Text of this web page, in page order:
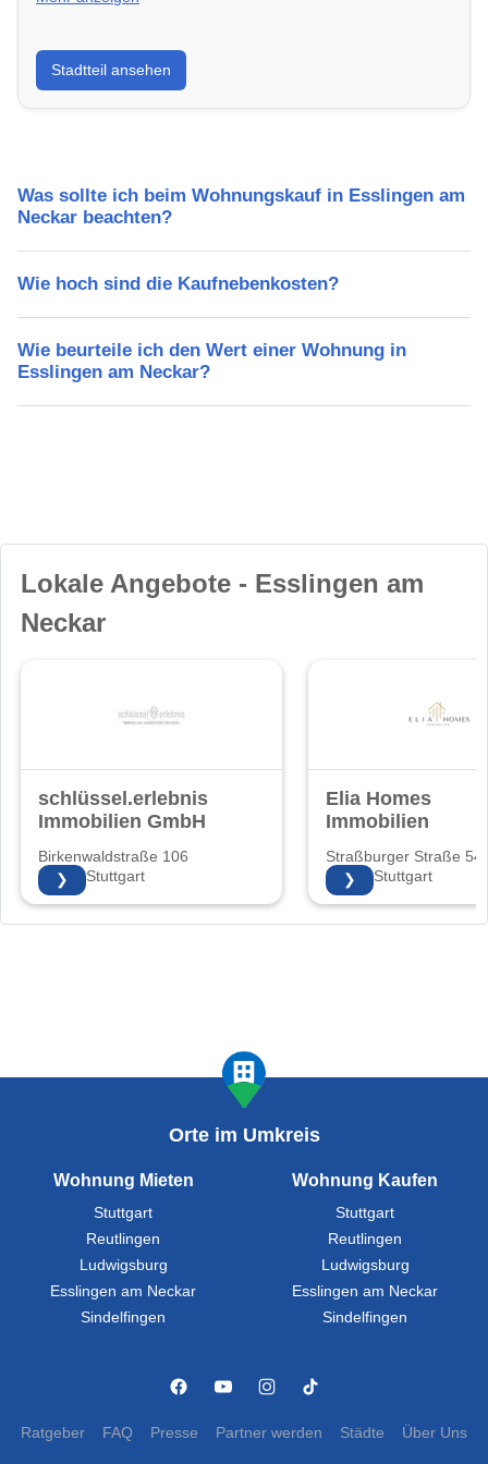
Erfahre mehr über deinen Stadtteil in Esslingen am
Neckar: Lebensqualität, Verkehrsanbindung, Schulen,
Freizeitmöglichkeiten und Mietpreise.
Stadtteil ansehen
Was sollte ich beim Wohnungskauf in Esslingen am
Neckar beachten?
Wie hoch sind die Kaufnebenkosten?
Wie beurteile ich den Wert einer Wohnung in
Esslingen am Neckar?
Lokale Angebote - Esslingen am
Neckar
schlüssel.erlebnis
Immobilien GmbH
Birkenwaldstraße 106
70191 Stuttgart
❯
Elia Homes
Immobilien
Straßburger Straße 54
70435 Stuttgart
❯
Orte im Umkreis
Wohnung Mieten
Stuttgart
Reutlingen
Ludwigsburg
Esslingen am Neckar
Sindelfingen
Wohnung Kaufen
Stuttgart
Reutlingen
Ludwigsburg
Esslingen am Neckar
Sindelfingen
Ratgeber FAQ Presse Partner werden Städte Über Uns